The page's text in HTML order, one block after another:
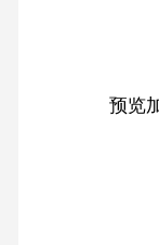
预览